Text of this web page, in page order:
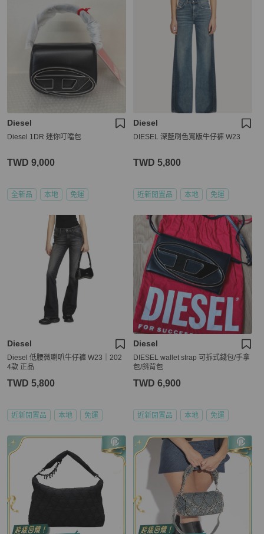
Diesel
Diesel 1DR 迷你叮噹包
TWD 9,000
全新品 本地 免運
Diesel
DIESEL 深藍刷色寬版牛仔褲 W23
TWD 5,800
近新閒置品 本地 免運
Diesel
Diesel 低腰微喇叭牛仔褲 W23｜202
4款 正品
TWD 5,800
近新閒置品 本地 免運
Diesel
DIESEL wallet strap 可拆式錢包/手拿
包/斜背包
TWD 6,900
近新閒置品 本地 免運